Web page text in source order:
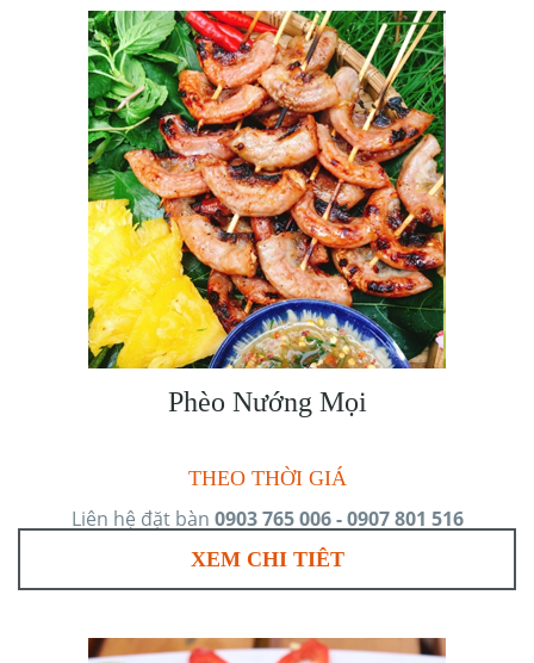
Phèo Nướng Mọi
THEO THỜI GIÁ
Liên hệ đặt bàn 0903 765 006 - 0907 801 516
XEM CHI TIÊT